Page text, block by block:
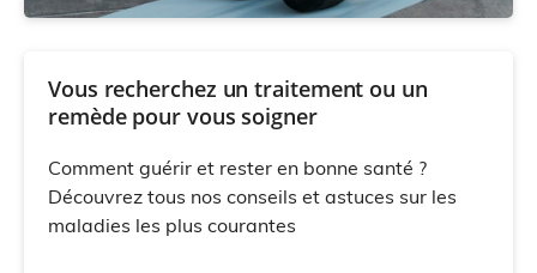
Vous recherchez un traitement ou un
remède pour vous soigner
Comment guérir et rester en bonne santé ?
Découvrez tous nos conseils et astuces sur les
maladies les plus courantes